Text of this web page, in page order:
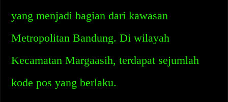
yang menjadi bagian dari kawasan
Metropolitan Bandung. Di wilayah
Kecamatan Margaasih, terdapat sejumlah
kode pos yang berlaku.